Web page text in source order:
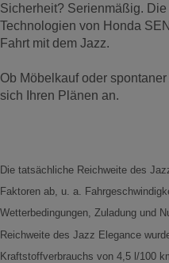
Sicherheit? Serienmäßig.
Technologien von Honda
Fahrt mit dem Jazz.
Ob Möbelkauf oder
sich Ihren Plänen an.
Die tatsächliche Reichweite des
Faktoren ab, u. a.
Wetterbedingungen, Zuladung und
Reichweite des Jazz Elegance
Kraftstoffverbrauchs von 4,5 l/100